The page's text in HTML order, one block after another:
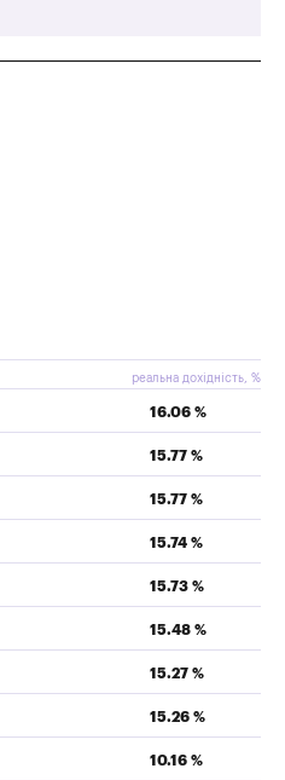
реальна дохідність, %
16.06 %
15.77 %
15.77 %
15.74 %
15.73 %
15.48 %
15.27 %
15.26 %
10.16 %